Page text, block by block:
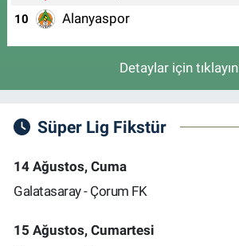
10 Alanyaspor
Detaylar için tıklayın
Süper Lig Fikstür
14 Ağustos, Cuma
Galatasaray - Çorum FK
15 Ağustos, Cumartesi